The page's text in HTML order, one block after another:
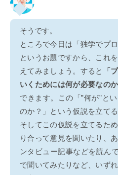
そうです。
ところで今日は「独学でプ
というお題ですから、これ
えてみましょう。すると
「
いくためには何が必要なのか
できます。この「”何が”と
のか？」という仮説を立て
そしてこの仮説を立てるた
り合って意見を聞いたり、
ンタビュー記事などを読ん
で聞いてみたりなど、いず